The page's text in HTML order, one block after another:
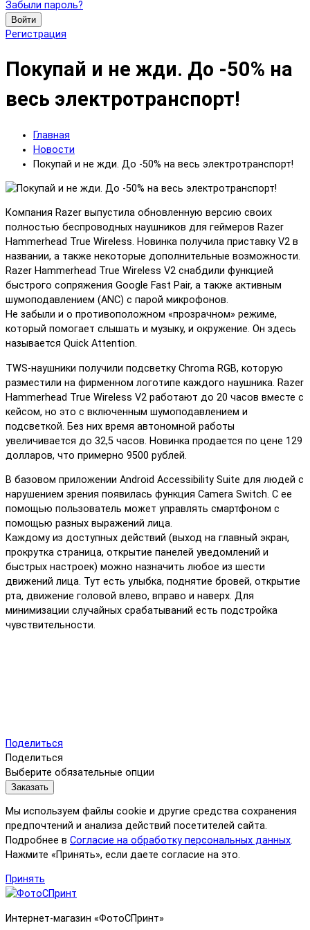
Забыли пароль?
Войти
Регистрация
Покупай и не жди. До -50% на
весь электротранспорт!
Главная
Новости
Покупай и не жди. До -50% на весь электротранспорт!
Компания Razer выпустила обновленную версию своих
полностью беспроводных наушников для геймеров Razer
Hammerhead True Wireless. Новинка получила приставку V2 в
названии, а также некоторые дополнительные возможности.
Razer Hammerhead True Wireless V2 снабдили функцией
быстрого сопряжения Google Fast Pair, а также активным
шумоподавлением (ANC) с парой микрофонов.
Не забыли и о противоположном «прозрачном» режиме,
который помогает слышать и музыку, и окружение. Он здесь
называется Quick Attention.
TWS-наушники получили подсветку Chroma RGB, которую
разместили на фирменном логотипе каждого наушника. Razer
Hammerhead True Wireless V2 работают до 20 часов вместе с
кейсом, но это с включенным шумоподавлением и
подсветкой. Без них время автономной работы
увеличивается до 32,5 часов. Новинка продается по цене 129
долларов, что примерно 9500 рублей.
В базовом приложении Android Accessibility Suite для людей с
нарушением зрения появилась функция Camera Switch. С ее
помощью пользователь может управлять смартфоном с
помощью разных выражений лица.
Каждому из доступных действий (выход на главный экран,
прокрутка страница, открытие панелей уведомлений и
быстрых настроек) можно назначить любое из шести
движений лица. Тут есть улыбка, поднятие бровей, открытие
рта, движение головой влево, вправо и наверх. Для
минимизации случайных срабатываний есть подстройка
чувствительности.
Поделиться
Поделиться
Выберите обязательные опции
Заказать
Мы используем файлы cookie и другие средства сохранения
предпочтений и анализа действий посетителей сайта.
Подробнее в Согласие на обработку персональных данных.
Нажмите «Принять», если даете согласие на это.
Принять
Интернет-магазин «ФотоСПринт»